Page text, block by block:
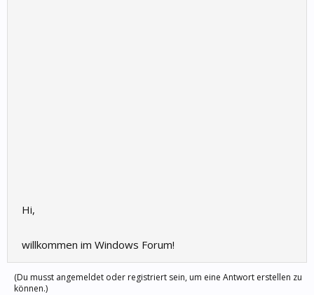
Hi,
willkommen im Windows Forum!
(Du musst angemeldet oder registriert sein, um eine Antwort erstellen zu
können.)